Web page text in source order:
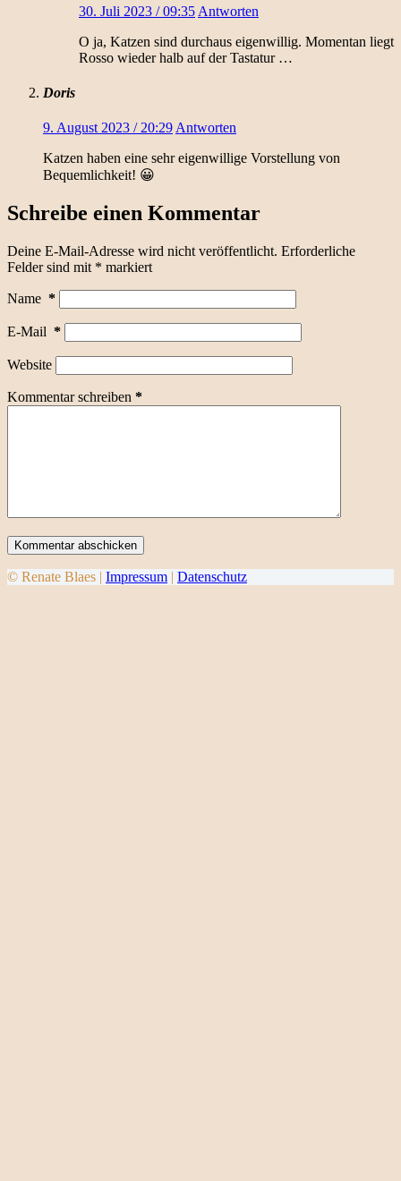
30. Juli 2023 / 09:35 Antworten
O ja, Katzen sind durchaus eigenwillig. Momentan liegt
Rosso wieder halb auf der Tastatur …
Doris
9. August 2023 / 20:29 Antworten
Katzen haben eine sehr eigenwillige Vorstellung von
Bequemlichkeit! 😀
Schreibe einen Kommentar
Deine E-Mail-Adresse wird nicht veröffentlicht. Erforderliche
Felder sind mit * markiert
Name *
E-Mail *
Website
Kommentar schreiben *
Kommentar abschicken
© Renate Blaes | Impressum | Datenschutz